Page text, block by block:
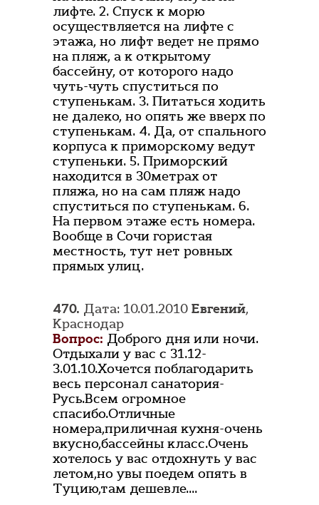
лифте. 2. Спуск к морю
осуществляется на лифте с
этажа, но лифт ведет не прямо
на пляж, а к открытому
бассейну, от которого надо
чуть-чуть спуститься по
ступенькам. 3. Питаться ходить
не далеко, но опять же вверх по
ступенькам. 4. Да, от спального
корпуса к приморскому ведут
ступеньки. 5. Приморский
находится в 30метрах от
пляжа, но на сам пляж надо
спуститься по ступенькам. 6.
На первом этаже есть номера.
Вообще в Сочи гористая
местность, тут нет ровных
прямых улиц.
470. Дата: 10.01.2010 Евгений,
Краснодар
Вопрос: Доброго дня или ночи.
Отдыхали у вас с 31.12-
3.01.10.Хочется поблагодарить
весь персонал санатория-
Русь.Всем огромное
спасибо.Отличные
номера,приличная кухня-очень
вкусно,бассейны класс.Очень
хотелось у вас отдохнуть у вас
летом,но увы поедем опять в
Туцию,там дешевле....